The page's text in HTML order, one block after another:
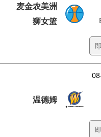
麦金农美洲
狮女篮
温德姆